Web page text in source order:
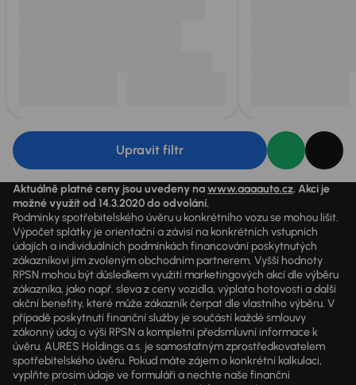
Upravit filtr
Aktuálně platné ceny jsou uvedeny nawww.aaaauto.cz. Akci je
možné využít od 14.3.2020 do odvolání.
Podmínky spotřebitelského úvěru u konkrétního vozu se mohou lišit.
Výpočet splátky je orientační a závisí na konkrétních vstupních
údajích a individuálních podmínkách financování poskytnutých
zákazníkovi jim zvoleným obchodním partnerem. Vyšší hodnoty
RPSN mohou být důsledkem využití marketingových akcí dle výběru
zákazníka, jako např. sleva z ceny vozidla, výplata hotovosti a další
akční benefity, které může zákazník čerpat dle vlastního výběru. V
případě poskytnutí finanční služby je součástí každé smlouvy
zákonný údaj o výši RPSN a kompletní předsmluvní informace k
úvěru. AURES Holdings a.s. je samostatným zprostředkovatelem
spotřebitelského úvěru. Pokud máte zájem o konkrétní kalkulaci,
vyplňte prosím údaje ve formuláři a nechte naše finanční